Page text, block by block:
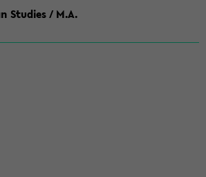
Studies / M.A.